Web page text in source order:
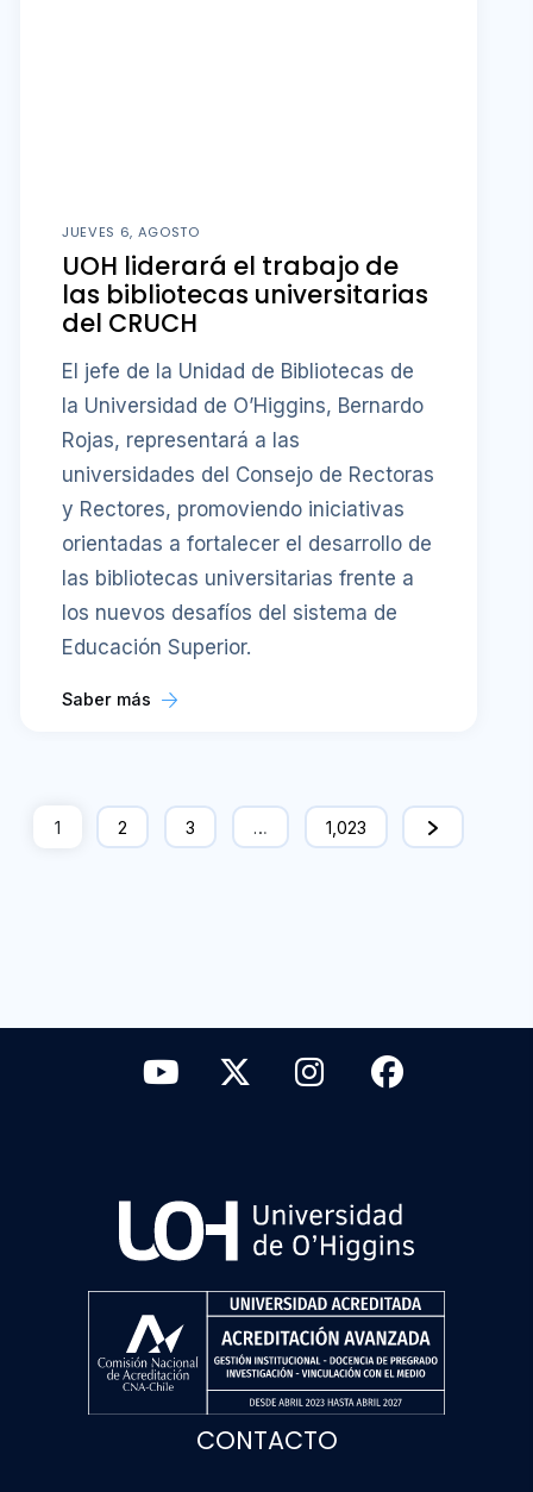
JUEVES 6, AGOSTO
UOH liderará el trabajo de
las bibliotecas universitarias
del CRUCH
El jefe de la Unidad de Bibliotecas de
la Universidad de O’Higgins, Bernardo
Rojas, representará a las
universidades del Consejo de Rectoras
y Rectores, promoviendo iniciativas
orientadas a fortalecer el desarrollo de
las bibliotecas universitarias frente a
los nuevos desafíos del sistema de
Educación Superior.
Saber más
1 2 3 … 1,023
CONTACTO